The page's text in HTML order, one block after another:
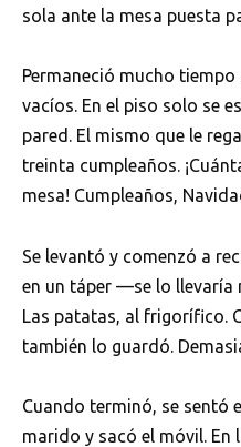
sola ante la mesa puesta
Permaneció mucho
vacíos. En el piso solo se
pared. El mismo que le
treinta cumpleaños.
mesa! Cumpleaños,
Se levantó y comenzó a
en un táper —se lo llevaría
Las patatas, al frigorífico.
también lo guardó.
Cuando terminó, se sentó
marido y sacó el móvil. En